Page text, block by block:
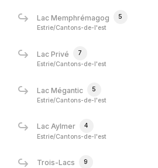
Lac Memphrémagog
5
Estrie/Cantons-de-l'est
Lac Privé
7
Estrie/Cantons-de-l'est
Lac Mégantic
5
Estrie/Cantons-de-l'est
Lac Aylmer
4
Estrie/Cantons-de-l'est
Trois-Lacs
9